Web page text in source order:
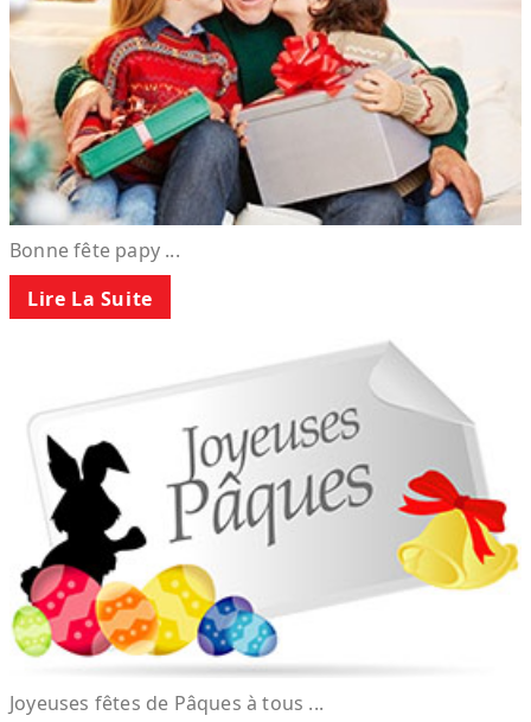
Bonne fête papy ...
Lire La Suite
Joyeuses fêtes de Pâques à tous ...